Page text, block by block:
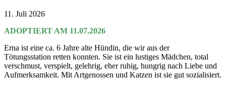
11. Juli 2026
ADOPTIERT AM 11.07.2026
Erna ist eine ca. 6 Jahre alte Hündin, die wir aus der
Tötungsstation retten konnten. Sie ist ein lustiges Mädchen, total
verschmust, verspielt, gelehrig, eher ruhig, hungrig nach Liebe und
Aufmerksamkeit. Mit Artgenossen und Katzen ist sie gut sozialisiert.